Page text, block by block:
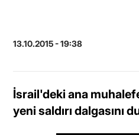
13.10.2015 - 19:38
İsrail'deki ana
yeni saldırı